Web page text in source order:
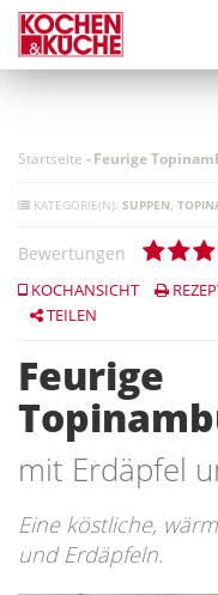
Direkt
zum
Inhalt
Startseite -Feurige
KATEGORIE(N): SUPPEN
Bewertungen
KOCHANSICHT
TEILEN
Feurige
mit Erdäpfel
Eine köstliche,
und Erdäpfeln.